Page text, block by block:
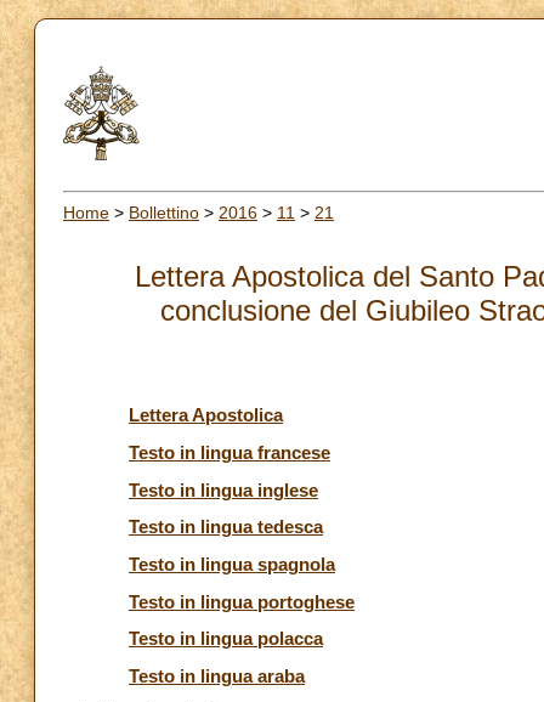
Home > Bollettino > 2016 > 11 > 21
Lettera Apostolica del Santo
conclusione del Giubileo
Lettera Apostolica
Testo in lingua francese
Testo in lingua inglese
Testo in lingua tedesca
Testo in lingua spagnola
Testo in lingua portoghese
Testo in lingua polacca
Testo in lingua araba